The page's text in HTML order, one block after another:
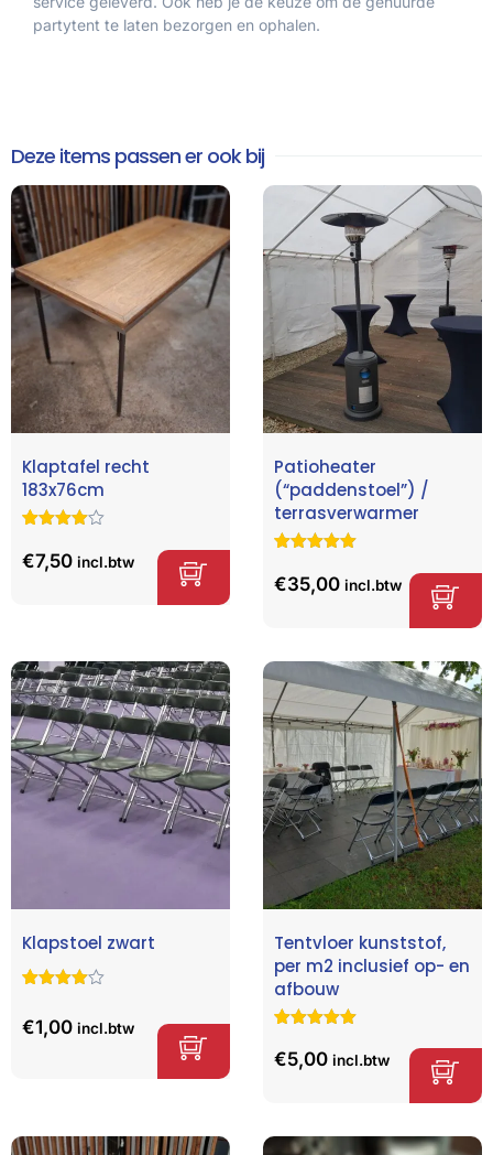
partytent te laten bezorgen en ophalen.
Deze items passen er ook bij
Klaptafel recht
183x76cm
d4.68op
5
€7,50 incl.btw
Patioheater
(“paddenstoel”) /
terrasverwarmer
5.00op 5
gebaseerd
€35,00 incl.btw
Klapstoel zwart
5
€1,00 incl.btw
Tentvloer kunststof,
per m2 inclusief op- en
afbouw
5.00 op 5
gebaseerd
€5,00 incl.btw